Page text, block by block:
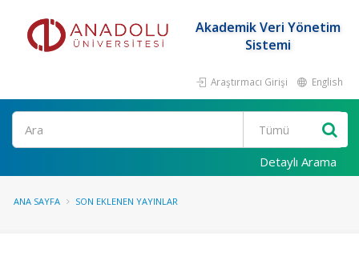
Akademik Veri Yönetim
Sistemi
Araştırmacı Girişi English
Ara
Detaylı Arama
ANA SAYFA SON EKLENEN YAYINLAR